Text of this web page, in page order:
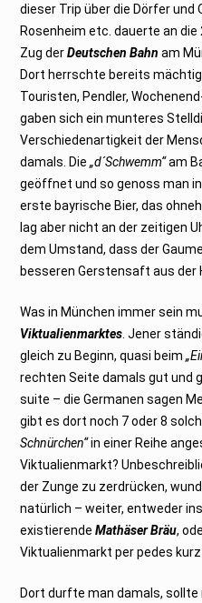
dieser Trip über die Dörfer
Rosenheim etc. dauerte an die
Zug derDeutschen Bahn am
Dort herrschte bereits
Touristen, Pendler,
gaben sich ein munteres
Verschiedenartigkeit der
damals. Die„d´Schwemm“am
geöffnet und so genoss man
erste bayrische Bier, das
lag aber nicht an der zeitigen
dem Umstand, dass der
besseren Gerstensaft aus der
Was in München immer sein
Viktualienmarktes . Jener
gleich zu Beginn, quasi beim
rechten Seite damals gut und
suite – die Germanen sagen
gibt es dort noch 7 oder 8
Schnürchen“in einer Reihe
Viktualienmarkt?
der Zunge zu zerdrücken,
natürlich – weiter, entweder
existierendeMathäser Bräu,
Viktualienmarkt per pedes
Dort durfte man damals,